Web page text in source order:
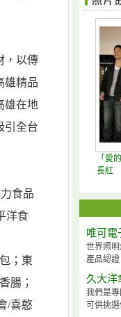
，以傳
雄精品
雄在地
引全台
食品
洋食
；東
腸；
/喜憨
「愛
長紅
唯可電
世界照
產品認
久大洋
我們是
可供挑